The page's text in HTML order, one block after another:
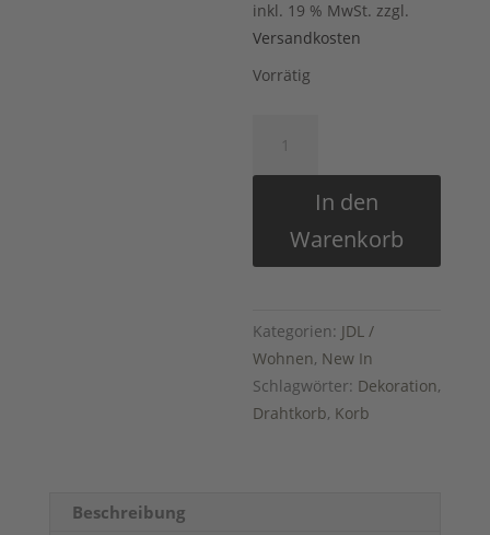
inkl. 19 % MwSt. zzgl.
Versandkosten
Vorrätig
Papierkorb
Draht
II
In den
Warenkorb
Kategorien: JDL /
Wohnen, New In
Schlagwörter: Dekoration,
Drahtkorb, Korb
Beschreibung